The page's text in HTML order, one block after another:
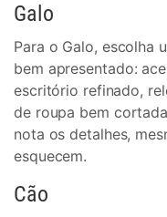
Galo
Para o Galo, escolha
bem apresentado:
escritório refinado,
de roupa bem
nota os detalhes,
esquecem.
Cão